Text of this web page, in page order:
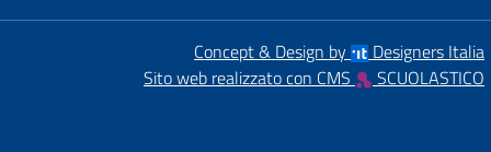
Concept & Design by
Designers Italia
Sito web realizzato con CMS
SCUOLASTICO